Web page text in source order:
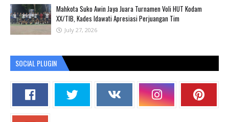
Mahkota Suko Awin Jaya Juara Turnamen Voli HUT Kodam
XX/TIB, Kades Idawati Apresiasi Perjuangan Tim
July 27, 2026
SOCIAL PLUGIN